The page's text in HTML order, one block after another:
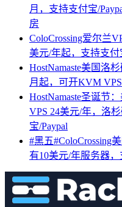
月，支持支付宝/
房
ColoCrossing爱尔兰
美元/年起，支持支付
HostNamaste美国洛
月起，可开KVM
HostNamaste圣诞节
VPS 24美元/年，洛
宝/Paypal
#黑五#ColoCrossing
有10美元/年服务器，